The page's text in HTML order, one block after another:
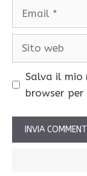
Salva il mio
browser